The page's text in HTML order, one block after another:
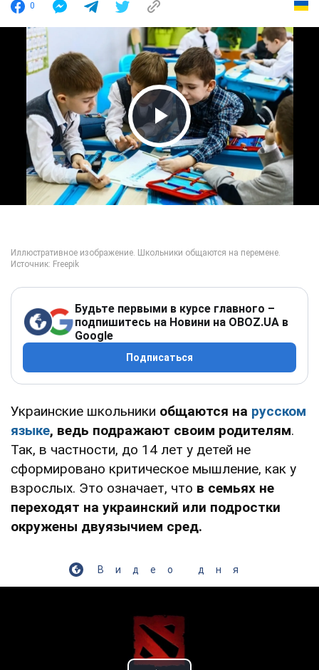
0
Play Video
Будьте первыми в курсе главного –
подпишитесь на Новини на OBOZ.UA в
Google
Подписаться
Украинские школьники общаются на русском
языке, ведь подражают своим родителям.
Так, в частности, до 14 лет у детей не
сформировано критическое мышление, как у
взрослых. Это означает, что в семьях не
переходят на украинский или подростки
окружены двуязычием сред.
Видео дня